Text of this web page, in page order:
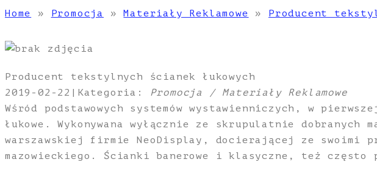
Home » Promocja »Materiały Reklamowe » Producent
Producent tekstylnych ścianek łukowych
2019-02-22 | Kategoria: Promocja / Materiały Reklamowe
Wśród podstawowych systemów wystawienniczych, w
łukowe. Wykonywana wyłącznie ze skrupulatnie dobranych
warszawskiej firmie NeoDisplay, docierającej ze swoimi
mazowieckiego. Ścianki banerowe i klasyczne, też często